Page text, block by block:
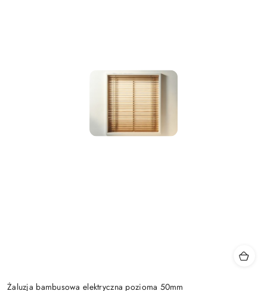
Żaluzja bambusowa elektryczna pozioma 50mm